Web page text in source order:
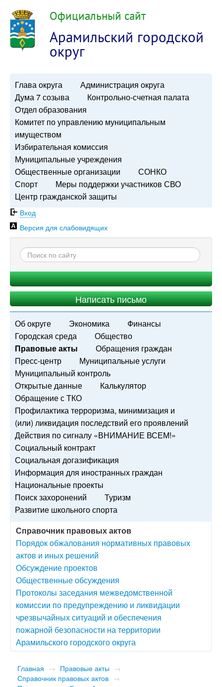
Официальный сайт
Арамильский городской
округ
Глава округа
Администрация округа
Дума 7 созыва
Контрольно-счетная палата
Отдел образования
Комитет по управлению муниципальным
имуществом
Избирательная комиссия
Муниципальные учреждения
Общественные организации
СОНКО
Спорт
Меры поддержки участников СВО
Центр гражданской защиты
Вход
Версия для слабовидящих
Написать письмо
Об округе Экономика
Финансы
Городская среда
Общество
Правовые акты
Обращения граждан
Пресс-центр
Муниципальные услуги
Муниципальный контроль
Открытые данные
Калькулятор
Обращение с ТКО
Профилактика терроризма, минимизация и
(или) ликвидация последствий его проявлений
Действия по сигналу «ВНИМАНИЕ ВСЕМ!»
Социальный контракт
Социальная догазификация
Информация для иностранных граждан
Национальные проекты
Поиск захоронений
Туризм
Развитие школьного спорта
Справочник правовых актов
Порядок обжалования нормативных правовых
актов и иных решений
Обсуждение проектов
Общественные обсуждения
Протоколы заседания межведомственной
комиссии по предупреждению и ликвидации
чрезвычайных ситуаций и обеспечения
пожарной безопасности на территории
Арамильского городского округа
Главная → Правовые акты →
Справочник правовых актов →